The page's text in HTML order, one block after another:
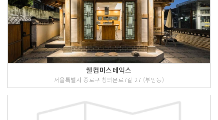
웰컴미스테익스
서울특별시 종로구 창의문로7길 27 (부암동)